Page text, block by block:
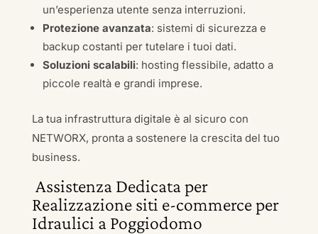
un’esperienza utente senza interruzioni.
Protezione avanzata: sistemi di sicurezza e
backup costanti per tutelare i tuoi dati.
Soluzioni scalabili: hosting flessibile, adatto a
piccole realtà e grandi imprese.
La tua infrastruttura digitale è al sicuro con
NETWORX, pronta a sostenere la crescita del tuo
business.
Assistenza Dedicata per
Realizzazione siti e-commerce per
Idraulici a Poggiodomo